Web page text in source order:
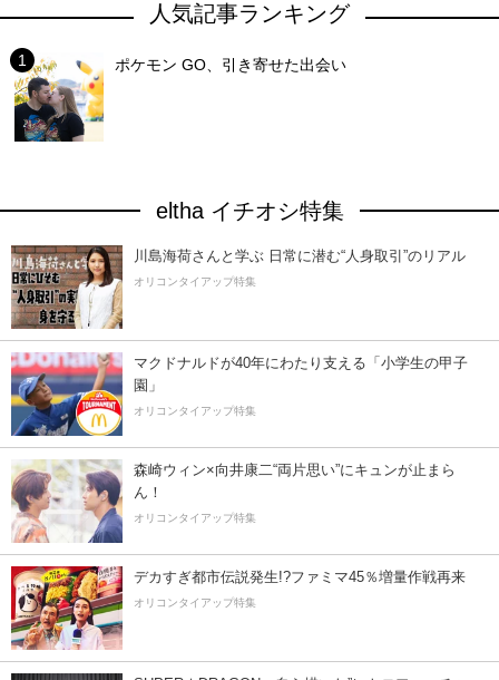
人気記事ランキング
ポケモン GO、引き寄せた出会い
eltha イチオシ特集
川島海荷さんと学ぶ 日常に潜む“人身取引”のリアル
オリコンタイアップ特集
マクドナルドが40年にわたり支える「小学生の甲子
園」
オリコンタイアップ特集
森崎ウィン×向井康二“両片思い”にキュンが止まら
ん！
オリコンタイアップ特集
デカすぎ都市伝説発生!?ファミマ45％増量作戦再来
オリコンタイアップ特集